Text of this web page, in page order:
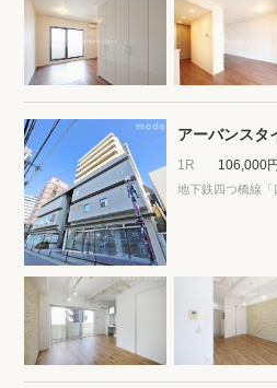
保存した検索条件
店舗・スタッフ紹介
希望条件を伝えてプロに探しても
来店予約
各種お問い合わせ
高級賃貸物件コラム
アーバンスタ
1R 106,000円
地下鉄四つ橋線